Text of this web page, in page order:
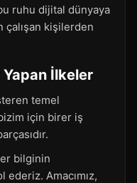
ruhu dijital dünyaya
çalışan kişilerden
İlkeler
temel
için birer iş
bilginin
Amacımız,